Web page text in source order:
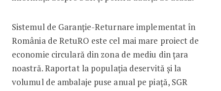
Sistemul de Garanție-Returnare implementat în
România de RetuRO este cel mai mare proiect de
economie circulară din zona de mediu din țara
noastră. Raportat la populația deservită și la
volumul de ambalaje puse anual pe piață, SGR